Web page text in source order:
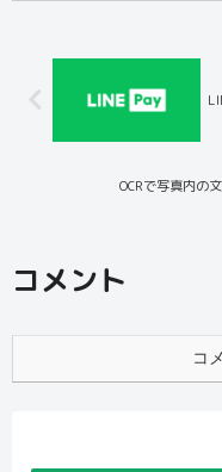
OCRで写真内の
コメント
コ